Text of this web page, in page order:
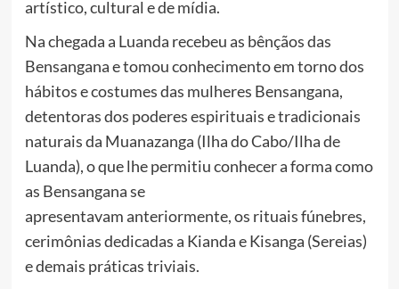
artístico, cultural e de mídia.
Na chegada a Luanda recebeu as bênçãos das
Bensangana e tomou conhecimento em torno dos
hábitos e costumes das mulheres Bensangana,
detentoras dos poderes espirituais e tradicionais
naturais da Muanazanga (Ilha do Cabo/Ilha de
Luanda), o que lhe permitiu conhecer a forma como
as Bensangana se
apresentavam anteriormente, os rituais fúnebres,
cerimônias dedicadas a Kianda e Kisanga (Sereias)
e demais práticas triviais.